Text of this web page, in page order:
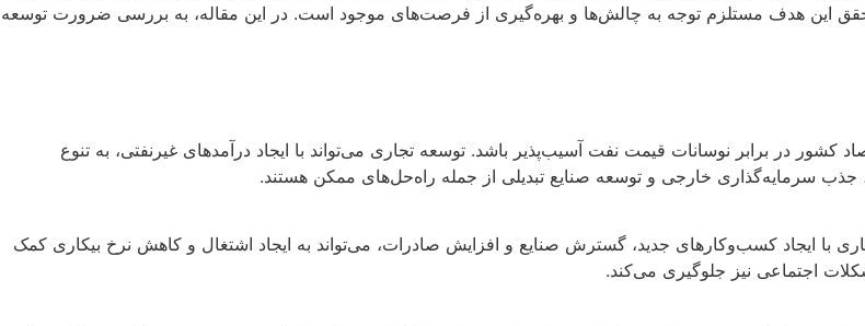
این هدف مستلزم توجه به چالش‌ها و بهره‌گیری از فرصت‌های موجود است. در این مقاله، به بررسی ضرورت توسعه
در برابر نوسانات قیمت نفت آسیب‌پذیر باشد. توسعه تجاری می‌تواند با ایجاد درآمدهای غیرنفتی، به تنوع
سرمایه‌گذاری خارجی و توسعه صنایع تبدیلی از جمله راه‌حل‌های ممکن هستند.
با ایجاد کسب‌وکارهای جدید، گسترش صنایع و افزایش صادرات، می‌تواند به ایجاد اشتغال و کاهش نرخ بیکاری کمک
اجتماعی نیز جلوگیری می‌کند.